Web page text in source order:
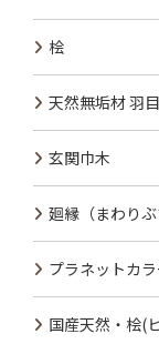
桧
天然無垢材 羽
玄関巾木
廻縁（まわりぶ
プラネットカ
国産天然・桧(